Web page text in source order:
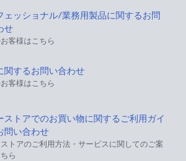
ェッショナル/業務用製品に関するお問
せ
客様はこちら
関するお問い合わせ
客様はこちら
ストアでのお買い物に関するご利用ガイ
問い合わせ
トアのご利用方法・サービスに関してのご案
ら